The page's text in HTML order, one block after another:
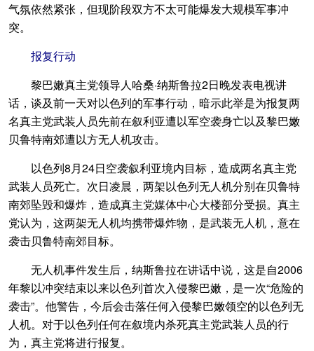
气氛依然紧张，但现阶段双方不太可能爆发大规模军事冲
突。
报复行动
黎巴嫩真主党领导人哈桑·纳斯鲁拉2日晚发表电视讲
话，谈及前一天对以色列的军事行动，暗示此举是为报复两
名真主党武装人员先前在叙利亚遭以军空袭身亡以及黎巴嫩
贝鲁特南郊遭以方无人机攻击。
以色列8月24日空袭叙利亚境内目标，造成两名真主党
武装人员死亡。次日凌晨，两架以色列无人机分别在贝鲁特
南郊坠毁和爆炸，造成真主党媒体中心大楼部分受损。真主
党认为，这两架无人机均携带爆炸物，是武装无人机，意在
袭击贝鲁特南郊目标。
无人机事件发生后，纳斯鲁拉在讲话中说，这是自2006
年黎以冲突结束以来以色列首次入侵黎巴嫩，是一次“危险的
袭击”。他警告，今后会击落任何入侵黎巴嫩领空的以色列无
人机。对于以色列任何在叙境内杀死真主党武装人员的行
为，真主党将进行报复。